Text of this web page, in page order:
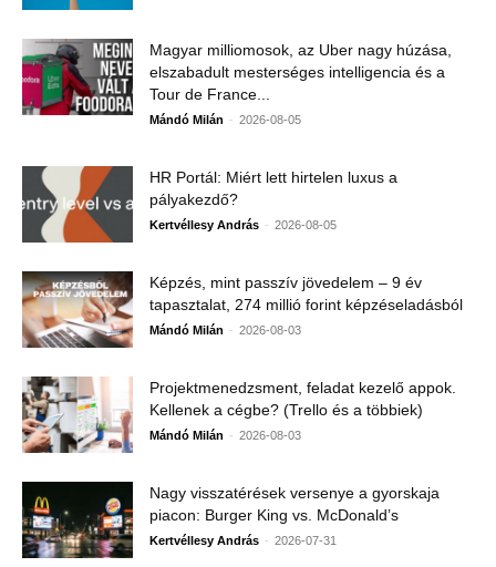
Magyar milliomosok, az Uber nagy húzása,
elszabadult mesterséges intelligencia és a
Tour de France...
Mándó Milán - 2026-08-05
HR Portál: Miért lett hirtelen luxus a
pályakezdő?
Kertvéllesy András - 2026-08-05
Képzés, mint passzív jövedelem – 9 év
tapasztalat, 274 millió forint képzéseladásból
Mándó Milán - 2026-08-03
Projektmenedzsment, feladat kezelő appok.
Kellenek a cégbe? (Trello és a többiek)
Mándó Milán - 2026-08-03
Nagy visszatérések versenye a gyorskaja
piacon: Burger King vs. McDonald’s
Kertvéllesy András - 2026-07-31